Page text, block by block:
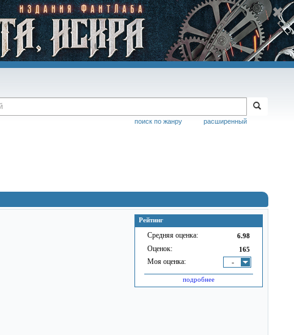
расширенный
поиск по жанру
Рейтинг
Средняя оценка: 6.98
Оценок: 165
Моя оценка: -
подробнее